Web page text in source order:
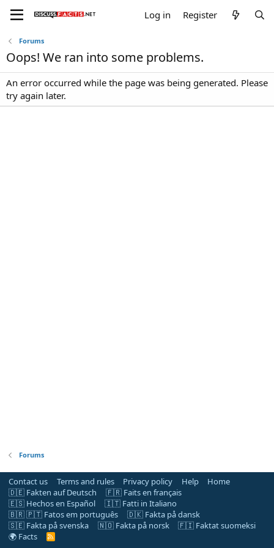
Log in Register
Forums
Oops! We ran into some problems.
An error occurred while the page was being generated. Please
try again later.
Forums
Contact us Terms and rules Privacy policy Help
Home
🇩🇪 Fakten auf Deutsch
🇫🇷 Faits en français
🇪🇸 Hechos en Español
🇮🇹 Fatti in Italiano
🇧🇷 🇵🇹 Fatos em português
🇩🇰 Fakta på dansk
🇸🇪 Fakta på svenska
🇳🇴 Fakta på norsk
🇫🇮 Faktat suomeksi
🌍 Facts
R